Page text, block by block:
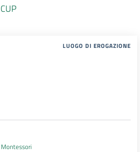
CUP
LUOGO DI EROGAZIONE